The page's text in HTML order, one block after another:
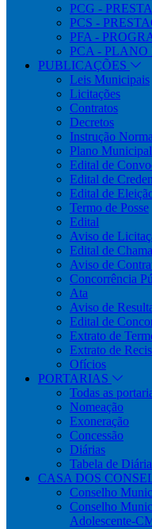
PCG -
PCS -
PFA -
PCA -
PUBLICAÇÕES
Leis Municipais
Licitações
Contratos
Decretos
Instrução
Plano Municipal
Edital de
Edital de
Edital de
Termo de Posse
Edital
Aviso de
Edital de
Aviso de
Concorrência
Ata
Aviso de
Edital de
Extrato de
Extrato de
Ofícios
PORTARIAS
Todas as
Nomeação
Exoneração
Concessão
Diárias
Tabela de
CASA DOS
Conselho
Conselho
Adolescente-